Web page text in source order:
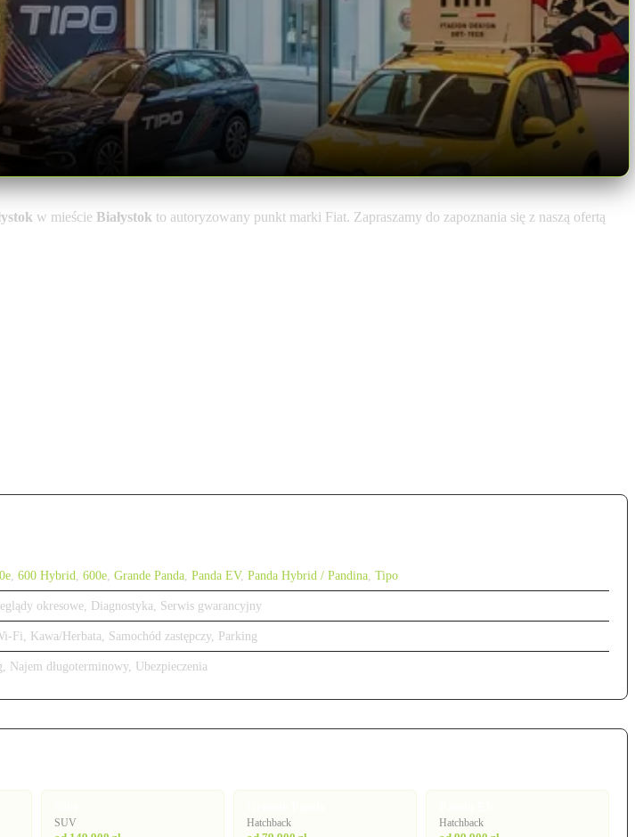
w mieście Białystok to autoryzowany punkt marki Fiat. Zapraszamy do zapoznania się z naszą ofertą
600 Hybrid 600e Grande Panda Panda EV, Panda Hybrid / Pandina Tipo
okresowe, Diagnostyka, Serwis gwarancyjny
Fi, Kawa/Herbata, Samochód zastępczy, Parking
Najem długoterminowy, Ubezpieczenia
SUV Hatchback Hatchback